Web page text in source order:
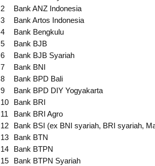
2
Bank ANZ Indonesia
3
Bank Artos Indonesia
4
Bank Bengkulu
5
Bank BJB
6
Bank BJB Syariah
7
Bank BNI
8
Bank BPD Bali
9
Bank BPD DIY Yogyakarta
10
Bank BRI
11
Bank BRI Agro
12
Bank BSI (ex BNI syariah, BRI syariah,
13
Bank BTN
14
Bank BTPN
15
Bank BTPN Syariah